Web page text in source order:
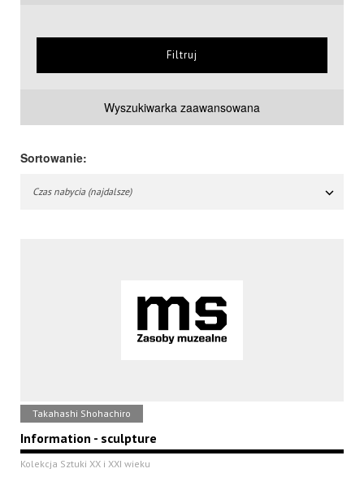
Filtruj
Wyszukiwarka zaawansowana
Sortowanie:
Czas nabycia (najdalsze)
Takahashi Shohachiro
Information - sculpture
Kolekcja Sztuki XX i XXI wieku